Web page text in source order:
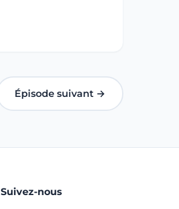
Épisode suivant →
Suivez-nous